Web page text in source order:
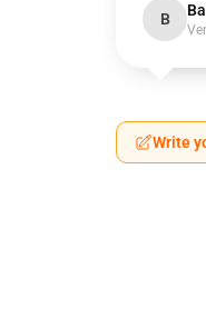
B
Write